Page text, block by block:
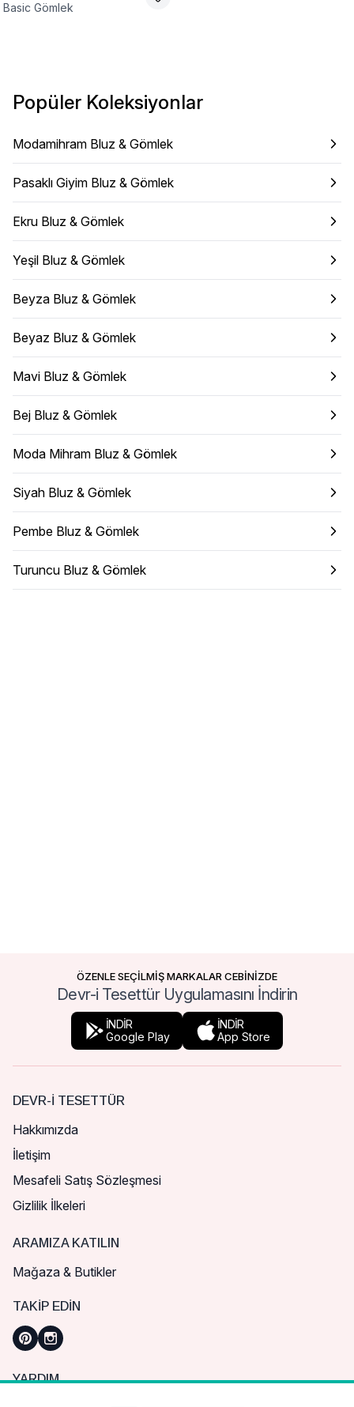
Basic Gömlek
Popüler Koleksiyonlar
Modamihram Bluz & Gömlek
Pasaklı Giyim Bluz & Gömlek
Ekru Bluz & Gömlek
Yeşil Bluz & Gömlek
Beyza Bluz & Gömlek
Beyaz Bluz & Gömlek
Mavi Bluz & Gömlek
Bej Bluz & Gömlek
Moda Mihram Bluz & Gömlek
Siyah Bluz & Gömlek
Pembe Bluz & Gömlek
Turuncu Bluz & Gömlek
ÖZENLE SEÇİLMİŞ MARKALAR CEBİNİZDE
Devr-i Tesettür Uygulamasını İndirin
İNDİR
Google Play
İNDİR
App Store
DEVR-I TESETTÜR
Hakkımızda
İletişim
Mesafeli Satış Sözleşmesi
Gizlilik İlkeleri
ARAMIZA KATILIN
Mağaza & Butikler
TAKIP EDIN
YARDIM